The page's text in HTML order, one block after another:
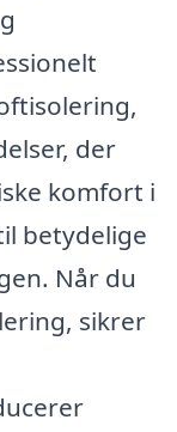
der
komfort i
betydelige
Når du
sikrer